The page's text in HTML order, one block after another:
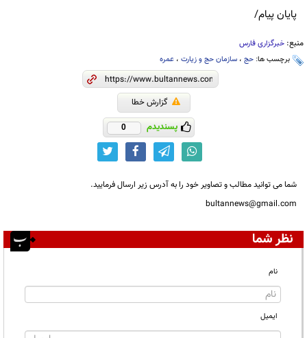
پایان پیام/
منبع: خبرگزاری فارس
برچسب ها: حج ، سازمان حج و زیارت ، عمره
گزارش خطا
پسندیدم 0
شما می توانید مطالب و تصاویر خود را به آدرس زیر ارسال فرمایید.
bultannews@gmail.com
نظر شما
نام
ایمیل